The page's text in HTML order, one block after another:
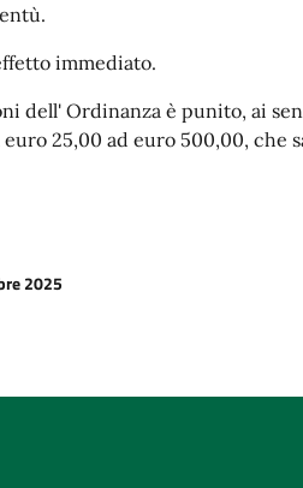
immediato.
dell' Ordinanza è punito, ai
25,00 ad euro 500,00, che
2025